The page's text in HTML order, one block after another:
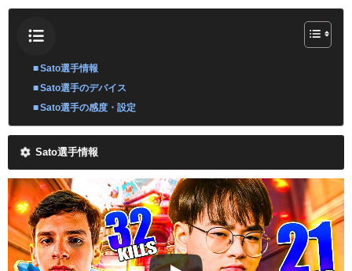
Sato選手情報
Sato選手のデバイス
Sato選手の感度・設定
Sato選手情報